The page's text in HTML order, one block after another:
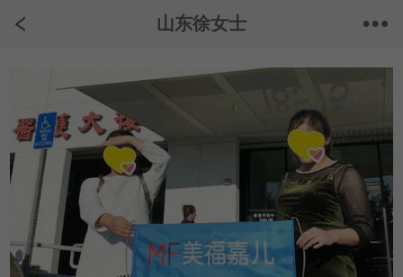
山东徐女士